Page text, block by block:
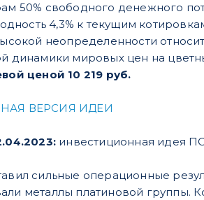
50% свободного денежного
4,3% к текущим
неопределенности
динамики мировых цен на
ценой 10 219 руб.
ВЕРСИЯ ИДЕИ
инвестиционная идея
сильные операционные
металлы платиновой группы.